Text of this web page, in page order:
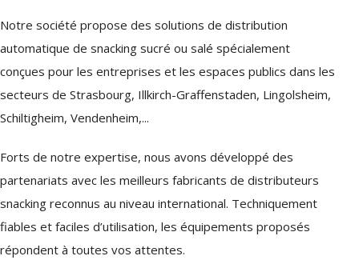
Notre société propose des solutions de distribution
automatique de snacking sucré ou salé spécialement
conçues pour les entreprises et les espaces publics dans les
secteurs de Strasbourg, Illkirch-Graffenstaden, Lingolsheim,
Schiltigheim, Vendenheim,...
Forts de notre expertise, nous avons développé des
partenariats avec les meilleurs fabricants de distributeurs
snacking reconnus au niveau international. Techniquement
fiables et faciles d’utilisation, les équipements proposés
répondent à toutes vos attentes.